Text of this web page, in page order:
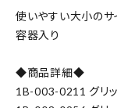
使いやすい大小の
容器入り
◆商品詳細◆
1B-003-0211 グリ